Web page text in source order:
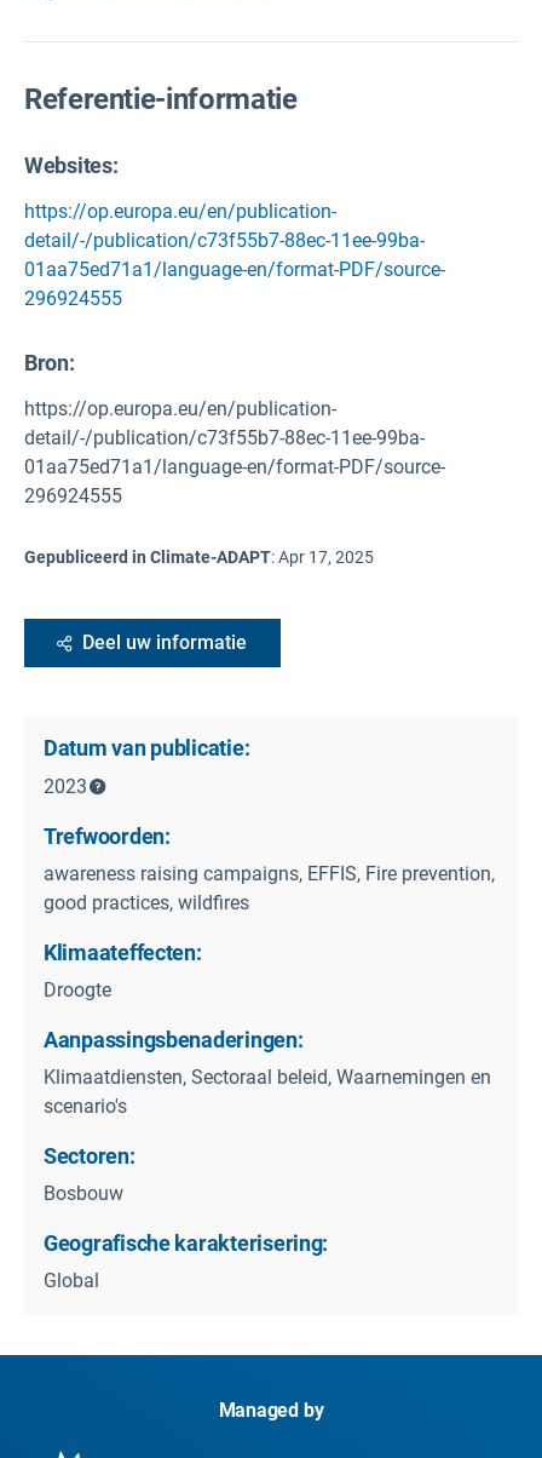
Referentie-informatie
Websites:
https://op.europa.eu/en/publication-
detail/-/publication/c73f55b7-88ec-11ee-99ba-
01aa75ed71a1/language-en/format-PDF/source-
296924555
Bron:
https://op.europa.eu/en/publication-
detail/-/publication/c73f55b7-88ec-11ee-99ba-
01aa75ed71a1/language-en/format-PDF/source-
296924555
Gepubliceerd in Climate-ADAPT:Apr 17, 2025
Deel uw informatie
Datum van publicatie:
2023
Trefwoorden:
awareness raising campaigns, EFFIS, Fire prevention,
good practices, wildfires
Klimaateffecten:
Droogte
Aanpassingsbenaderingen:
Klimaatdiensten, Sectoraal beleid, Waarnemingen en
scenario's
Sectoren:
Bosbouw
Geografische karakterisering:
Global
Managed by